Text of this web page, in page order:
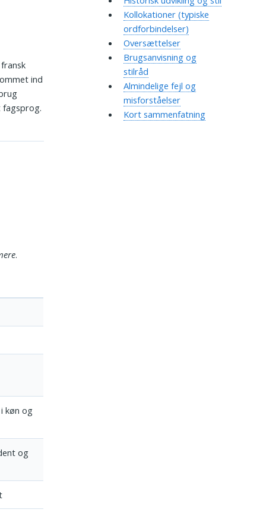
ind
.
køn og
og
Kollokationer (typiske
ordforbindelser)
Oversættelser
Brugsanvisning og
stilråd
Almindelige fejl og
misforståelser
Kort sammenfatning